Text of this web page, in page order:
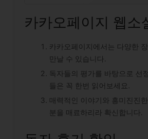
카카오페이지 웹소
카카오페이지에서는 다양한
만날 수 있습니다.
독자들의 평가를 바탕으로 선
들은 꼭 한번 읽어보세요.
매력적인 이야기와 흥미진진
분을 매료하리라 확신합니다.